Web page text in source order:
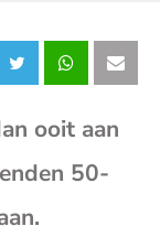
Deel
dit
bericht
Deel
dit
bericht
ooit aan
50-